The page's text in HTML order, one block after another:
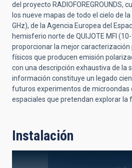
del proyecto RADIOFOREGROUNDS,
los nueve mapas de todo el cielo de
GHz), de la Agencia Europea del
hemisferio norte de QUIJOTE MFI
proporcionar la mejor caracterización
físicos que producen emisión
con una descripción exhaustiva de la
información constituye un legado
futuros experimentos de microondas
espaciales que pretendan explorar la
Instalación